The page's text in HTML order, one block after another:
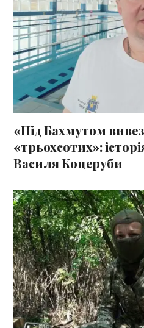
«Під Бахмутом
«трьохсотих»:
Василя Коцеруби